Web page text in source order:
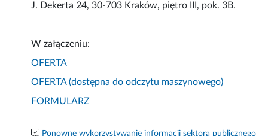
J. Dekerta 24, 30-703 Kraków, piętro III, pok. 3B.
W załączeniu:
OFERTA
OFERTA (dostępna do odczytu maszynowego)
FORMULARZ
Ponowne wykorzystywanie informacji sektora publicznego